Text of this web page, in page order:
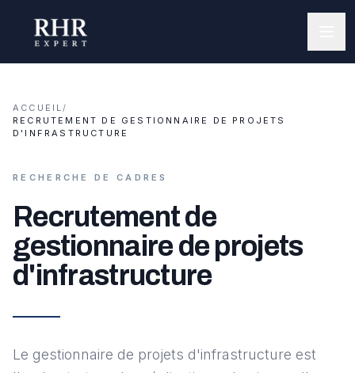
ACCUEIL/
RECRUTEMENT DE GESTIONNAIRE DE PROJETS
D'INFRASTRUCTURE
RECHERCHE DE CADRES
Recrutement de
gestionnaire de projets
d'infrastructure
Le gestionnaire de projets d'infrastructure est